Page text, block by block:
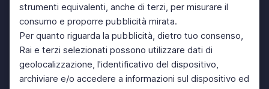
strumenti equivalenti, anche di terzi, per misurare il
consumo e proporre pubblicità mirata.
Per quanto riguarda la pubblicità, dietro tuo consenso,
Rai e terzi selezionati possono utilizzare dati di
geolocalizzazione, l'identificativo del dispositivo,
archiviare e/o accedere a informazioni sul dispositivo ed